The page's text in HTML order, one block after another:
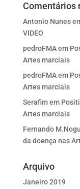
Comentários
Antonio Nunes
VIDEO
pedroFMAem
Artes marciais
pedroFMAem
Artes marciais
Serafimem
Artes marciais
Fernando
da doença nas
Arquivo
Janeiro 2019